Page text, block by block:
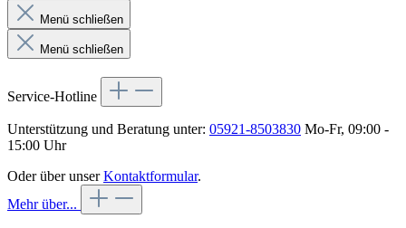
Menü schließen
Menü schließen
Service-Hotline
Unterstützung und Beratung unter: 05921-8503830 Mo-Fr, 09:00 -
15:00 Uhr
Oder über unserKontaktformular.
Mehr über...